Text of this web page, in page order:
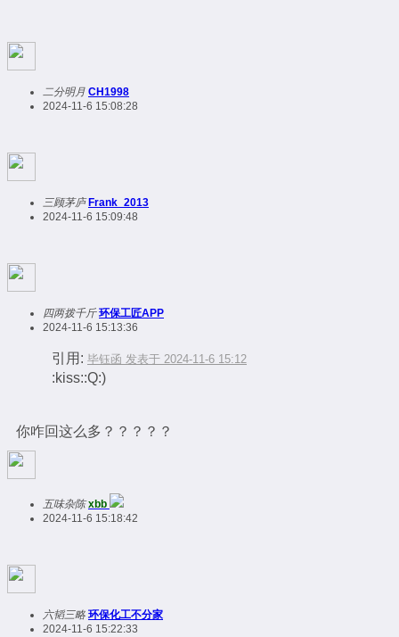
二分明月 CH1998
2024-11-6 15:08:28
三顾茅庐 Frank_2013
2024-11-6 15:09:48
四两拨千斤 环保工匠APP
2024-11-6 15:13:36
引用: 毕钰函 发表于 2024-11-6 15:12
:kiss::Q:)
你咋回这么多？？？？？
五味杂陈 xbb
2024-11-6 15:18:42
六韬三略 环保化工不分家
2024-11-6 15:22:33